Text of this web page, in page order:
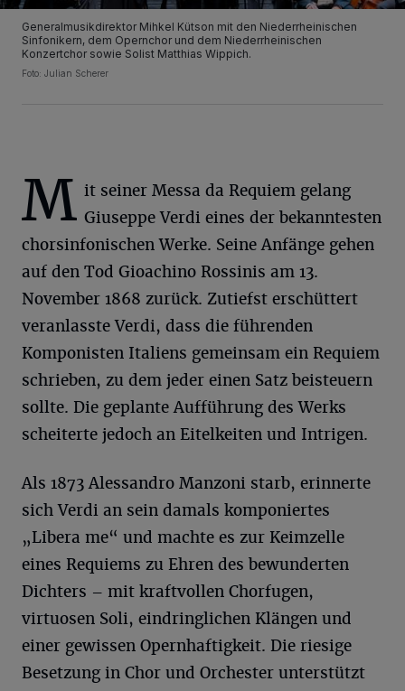
Generalmusikdirektor Mihkel Kütson mit den Niederrheinischen
Sinfonikern, dem Opernchor und dem Niederrheinischen
Konzertchor sowie Solist Matthias Wippich.
Foto: Julian Scherer
M it seiner Messa da Requiem gelang
Giuseppe Verdi eines der bekanntesten
chorsinfonischen Werke. Seine Anfänge gehen
auf den Tod Gioachino Rossinis am 13.
November 1868 zurück. Zutiefst erschüttert
veranlasste Verdi, dass die führenden
Komponisten Italiens gemeinsam ein Requiem
schrieben, zu dem jeder einen Satz beisteuern
sollte. Die geplante Aufführung des Werks
scheiterte jedoch an Eitelkeiten und Intrigen.
Als 1873 Alessandro Manzoni starb, erinnerte
sich Verdi an sein damals komponiertes
„Libera me“ und machte es zur Keimzelle
eines Requiems zu Ehren des bewunderten
Dichters – mit kraftvollen Chorfugen,
virtuosen Soli, eindringlichen Klängen und
einer gewissen Opernhaftigkeit. Die riesige
Besetzung in Chor und Orchester unterstützt